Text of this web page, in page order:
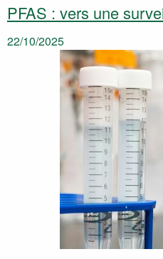
PFAS : vers une
22/10/2025